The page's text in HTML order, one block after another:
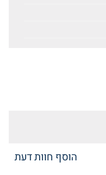
הוסף חוות דעת